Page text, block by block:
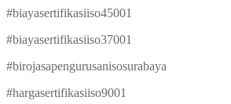
#biayasertifikasiiso45001
#biayasertifikasiiso37001
#birojasapengurusanisosurabaya
#hargasertifikasiiso9001